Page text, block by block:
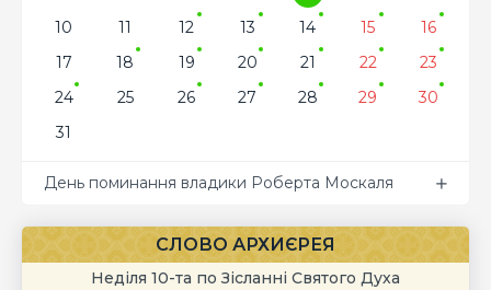
10
11 12 13 14 15
16
17
18 19 20 21 22
23
24
25 26 27 28 29
30
31
День поминання владики Роберта Москаля
СЛОВО АРХИЄРЕЯ
Неділя 10-та по Зісланні Святого Духа